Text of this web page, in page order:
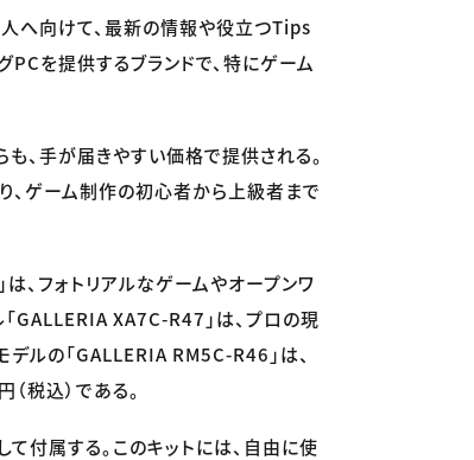
へ向けて、最新の情報や役立つTips
を提供するブランドで、特にゲーム
、手が届きやすい価格で提供される。
、ゲーム制作の初心者から上級者まで
、フォトリアルなゲームやオープンワ
GALLERIA XA7C-R47」は、プロの現
ルの「GALLERIA RM5C-R46」は、
税込）である。
て付属する。このキットには、自由に使